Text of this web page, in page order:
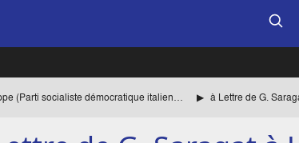
SARAGAT Giuseppe (Parti socialiste démocratique italien, PSDI) Liste des èces à Lettre de G.